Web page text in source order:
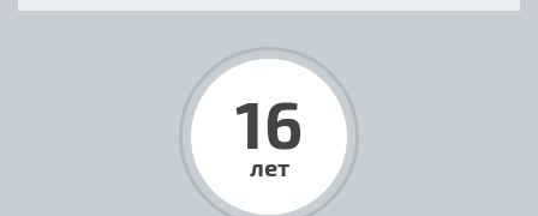
16
лет